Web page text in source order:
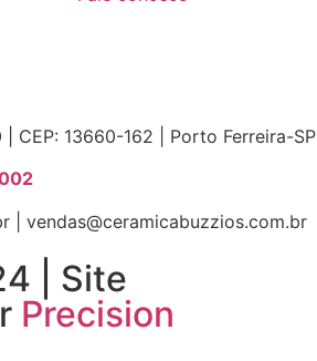
| CEP: 13660-162 | Porto Ferreira-SP
| vendas@ceramicabuzzios.com.br
| Site
Precision